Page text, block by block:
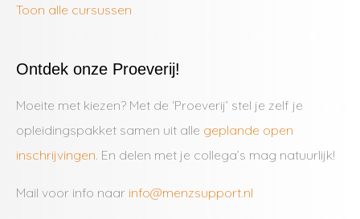
Toon alle cursussen
Ontdek onze Proeverij!
Moeite met kiezen? Met de ‘Proeverij’ stel je zelf je
opleidingspakket samen uit alle geplande open
inschrijvingen . En delen met je collega’s mag natuurlijk!
Mail voor info naar info@menzsupport.nl